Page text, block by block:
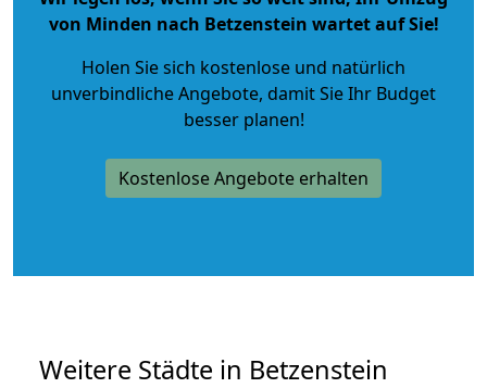
von Minden nach Betzenstein wartet auf Sie!
Holen Sie sich kostenlose und natürlich
unverbindliche Angebote, damit Sie Ihr Budget
besser planen!
Kostenlose Angebote erhalten
Weitere Städte in Betzenstein